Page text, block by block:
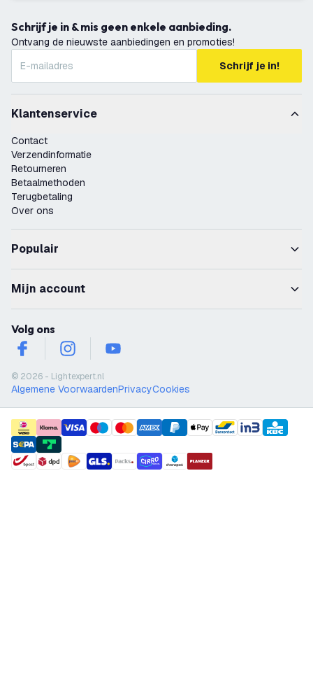
Schrijf je in & mis geen enkele aanbieding.
Ontvang de nieuwste aanbiedingen en promoties!
Schrijf je in!
Klantenservice
Contact
Verzendinformatie
Retourneren
Betaalmethoden
Terugbetaling
Over ons
Populair
Mijn account
Volg ons
facebookinstagramyoutube
© 2026 - Lightexpert.nl
Algemene VoorwaardenPrivacyCookies
payment methods
shipment methods